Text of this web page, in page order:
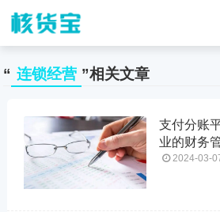
“ 连锁经营 ”相关文章
支付分账
业的财务
满足多门
2024-03-